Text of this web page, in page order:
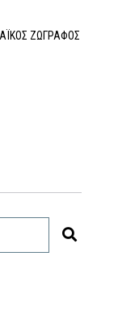
ΖΩΓΡΑΦΟΣ